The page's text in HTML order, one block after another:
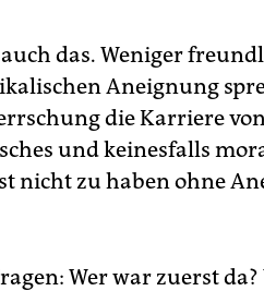
das. Weniger
Aneignung
die Karriere von
und keinesfalls
nicht zu haben ohne
Wer war zuerst